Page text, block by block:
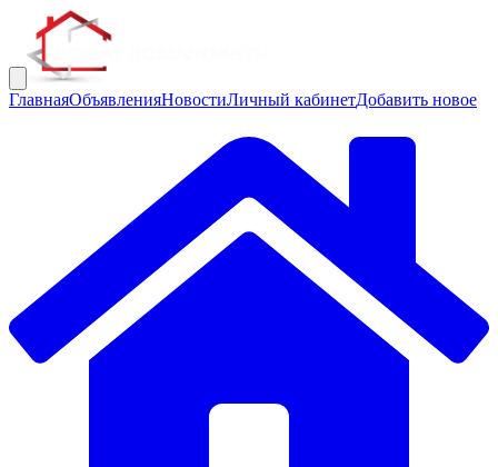
ГлавнаяОбъявленияНовостиЛичный кабинетДобавить новое